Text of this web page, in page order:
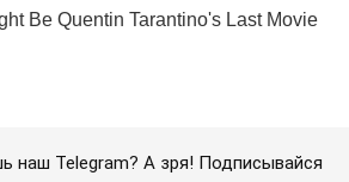
наш Telegram? А зря! Подписывайся